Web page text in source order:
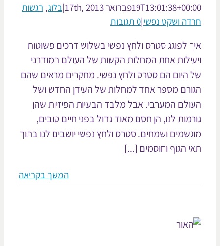
פברואר 17th, 2013 |בלוג,רגשות
ושקט נפשי|0 תגובות
לפוגג סטרס ולחץ נפשי בשלוש דרכים פשוטות
אחת המחלות הקשות של העולם המודרני
היום הם סטרס ולחץ נפשי. מחקרים מראים שהם
מספר אחד למחלות של העידן החדש ושל
המערבי. אבל מלבד הבעיות הפיזיות שהן
לנו, הן חסם מאוד גדול בפני חיים טובים,
ושמחים. סטרס ולחץ נפשי יושבים לנו בתוך
הגוף וחוסמים [...]
המשך בקריאה
תדר האור